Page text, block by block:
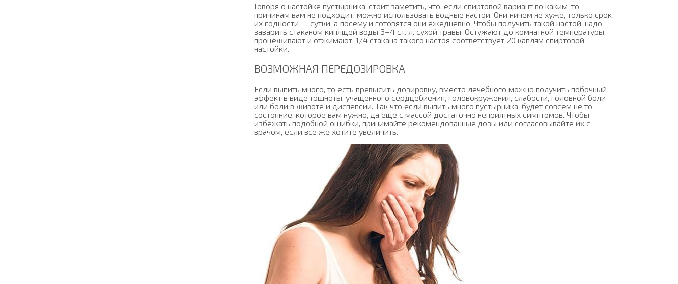
Говоря о настойке пустырника, стоит заметить, что, если спиртовой вариант по каким-то
причинам вам не подходит, можно использовать водные настои. Они ничем не хуже, только срок
их годности — сутки, а посему и готовятся они ежедневно. Чтобы получить такой настой, надо
заварить стаканом кипящей воды 3–4 ст. л. сухой травы. Остужают до комнатной температуры,
процеживают и отжимают. 1/4 стакана такого настоя соответствует 20 каплям спиртовой
настойки.
ВОЗМОЖНАЯ ПЕРЕДОЗИРОВКА
Если выпить много, то есть превысить дозировку, вместо лечебного можно получить побочный
эффект в виде тошноты, учащенного сердцебиения, головокружения, слабости, головной боли
или боли в животе и диспепсии. Так что если выпить много пустырника, будет совсем не то
состояние, которое вам нужно, да еще с массой достаточно неприятных симптомов. Чтобы
избежать подобной ошибки, принимайте рекомендованные дозы или согласовывайте их с
врачом, если все же хотите увеличить.